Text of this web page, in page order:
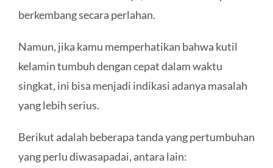
berkembang secara perlahan.
Namun, jika kamu memperhatikan bahwa kutil
kelamin tumbuh dengan cepat dalam waktu
singkat, ini bisa menjadi indikasi adanya masalah
yang lebih serius.
Berikut adalah beberapa tanda yang pertumbuhan
yang perlu diwasapadai, antara lain: